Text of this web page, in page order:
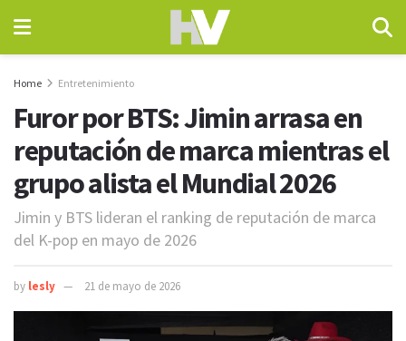
Home Entretenimiento
Furor por BTS: Jimin arrasa en
reputación de marca mientras el
grupo alista el Mundial 2026
Jimin y BTS lideran el ranking de reputación de marca
del K-pop en mayo de 2026
by lesly 21 de mayo de 2026